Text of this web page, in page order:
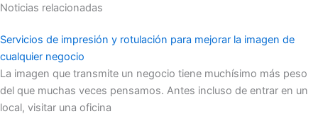
Noticias relacionadas
Servicios de impresión y rotulación para mejorar la imagen de
cualquier negocio
La imagen que transmite un negocio tiene muchísimo más peso
del que muchas veces pensamos. Antes incluso de entrar en un
local, visitar una oficina